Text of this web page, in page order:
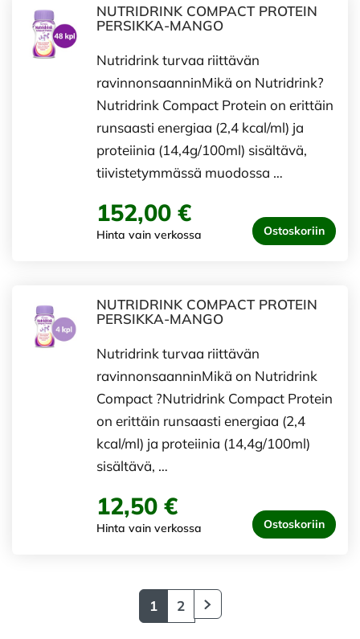
NUTRIDRINK COMPACT PROTEIN
PERSIKKA-MANGO
Nutridrink turvaa riittävän
ravinnonsaanninMikä on Nutridrink?
Nutridrink Compact Protein on erittäin
runsaasti energiaa (2,4 kcal/ml) ja
proteiinia (14,4g/100ml) sisältävä,
tiivistetymmässä muodossa …
152,00 €
Hinta vain verkossa Ostoskoriin
NUTRIDRINK COMPACT PROTEIN
PERSIKKA-MANGO
Nutridrink turvaa riittävän
ravinnonsaanninMikä on Nutridrink
Compact ?Nutridrink Compact Protein
on erittäin runsaasti energiaa (2,4
kcal/ml) ja proteiinia (14,4g/100ml)
sisältävä, …
12,50 €
Hinta vain verkossa Ostoskoriin
1 2